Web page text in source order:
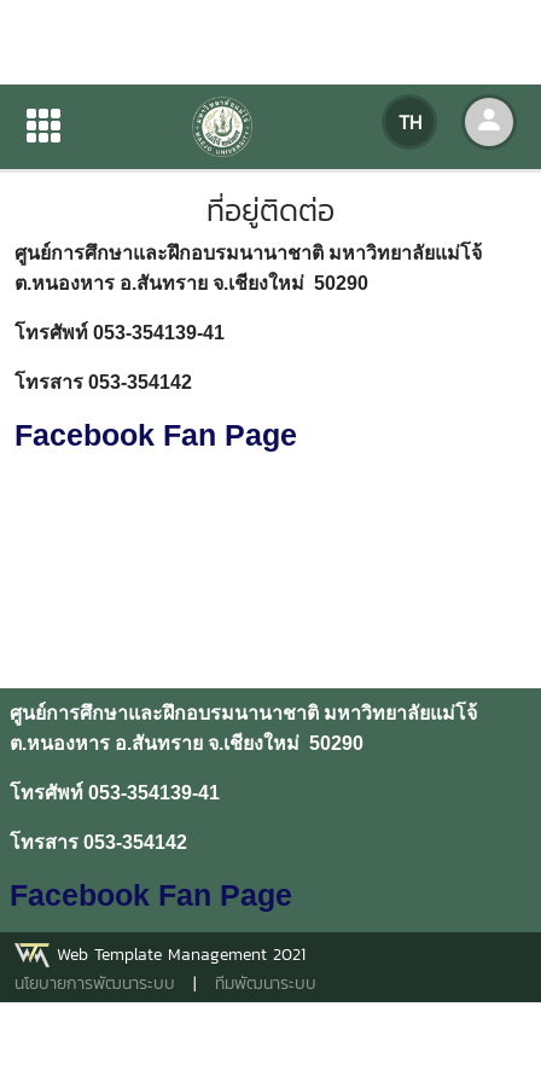
TH
ที่อยู่ติดต่อ
เกี่ยวกับหน่วยงาน ที่อยู่ติดต่อ
ที่อยู่ติดต่อ
ศูนย์การศึกษาและฝึกอบรมนานาชาติ มหาวิทยาลัยแม่โจ้
ต.หนองหาร อ.สันทราย จ.เชียงใหม่ 50290
โทรศัพท์ 053-354139-41
โทรสาร 053-354142
Facebook Fan Page
ศูนย์การศึกษาและฝึกอบรมนานาชาติ มหาวิทยาลัยแม่โจ้
ต.หนองหาร อ.สันทราย จ.เชียงใหม่ 50290
โทรศัพท์ 053-354139-41
โทรสาร 053-354142
Facebook Fan Page
Web Template Management 2021
นโยบายการพัฒนาระบบ | ทีมพัฒนาระบบ